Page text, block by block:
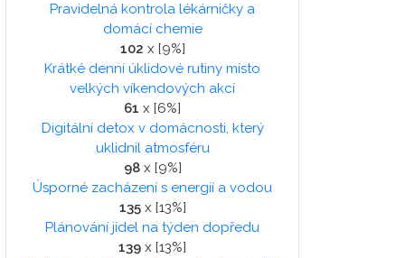
Pravidelná kontrola lékárničky a
domácí chemie
102 x [9%]
Krátké denní úklidové rutiny místo
velkých víkendových akcí
61 x [6%]
Digitální detox v domácnosti, který
uklidnil atmosféru
98x [9%]
Úsporné zacházení s energií a vodou
135x [13%]
Plánování jídel na týden dopředu
139 x [13%]